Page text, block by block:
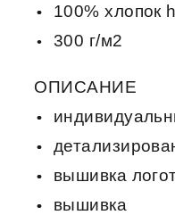
100% хлопок
300 г/м2
ОПИСАНИЕ
вышивка
вышивка